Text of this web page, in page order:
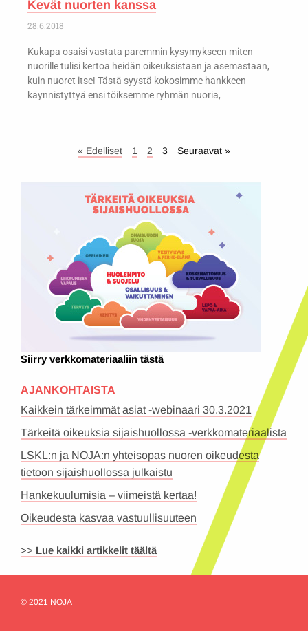
Kevät nuorten kanssa
28.6.2018
Kukapa osaisi vastata paremmin kysymykseen miten
nuorille tulisi kertoa heidän oikeuksistaan ja asemastaan,
kuin nuoret itse! Tästä syystä kokosimme hankkeen
käynnistyttyä ensi töiksemme ryhmän nuoria,
« Edelliset 1 2 3 Seuraavat »
Siirry verkkomateriaaliin tästä
AJANKOHTAISTA
Kaikkein tärkeimmät asiat -webinaari 30.3.2021
Tärkeitä oikeuksia sijaishuollossa -verkkomateriaalista
LSKL:n ja NOJA:n yhteisopas nuoren oikeudesta
tietoon sijaishuollossa julkaistu
Hankekuulumisia – viimeistä kertaa!
Oikeudesta kasvaa vastuullisuuteen
>> Lue kaikki artikkelit täältä
© 2021 NOJA